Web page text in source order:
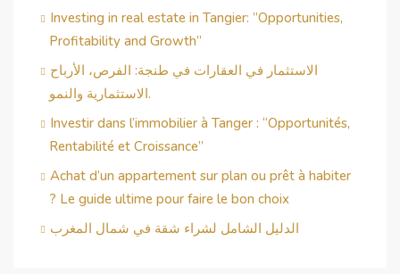
Investing in real estate in Tangier: ”Opportunities,
Profitability and Growth”
الاستثمار في العقارات في طنجة: الفرص، الأرباح
الاستثمارية والنمو.
Investir dans l’immobilier à Tanger : “Opportunités,
Rentabilité et Croissance”
Achat d’un appartement sur plan ou prêt à habiter
? Le guide ultime pour faire le bon choix
الدليل الشامل لشراء شقة في شمال المغرب